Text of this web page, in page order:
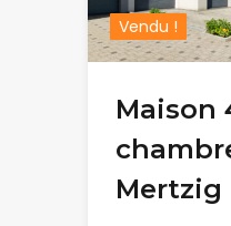
Vendu !
Maison
Mertzig